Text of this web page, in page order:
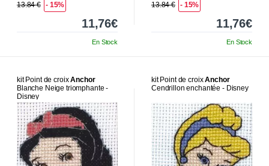
13.84 € - 15%
11,76€
En Stock
13.84 € - 15%
11,76€
En Stock
kit Point de croixAnchor
Blanche Neige triomphante -
Disney
kit Point de croixAnchor
Cendrillon enchantée - Disney